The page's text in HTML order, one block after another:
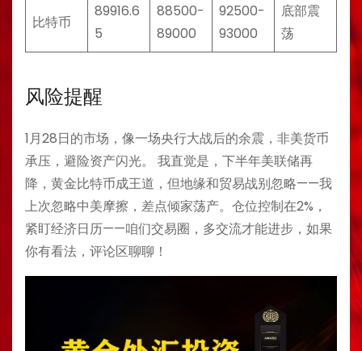
比特币
89916.6
5
88500-
89000
92500-
93000
底部震
荡
风险提醒
1月28日的市场，像一场央行大战后的余震，非美货币
承压，避险资产闪光。 我直觉是，下半年美联储再
降，黄金比特币成王道，但地缘和贸易战别忽略——我
上次忽略中美摩擦，差点倾家荡产。仓位控制在2%，
紧盯经济日历——咱们交易圈，多交流才能进步，如果
你有看法，评论区聊聊！